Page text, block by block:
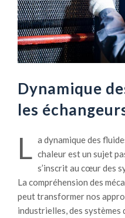
Dynamique
les
L a dynamique des
chaleur est un sujet
s’inscrit au cœur des
La compréhension des
peut transformer nos
industrielles, des systèmes